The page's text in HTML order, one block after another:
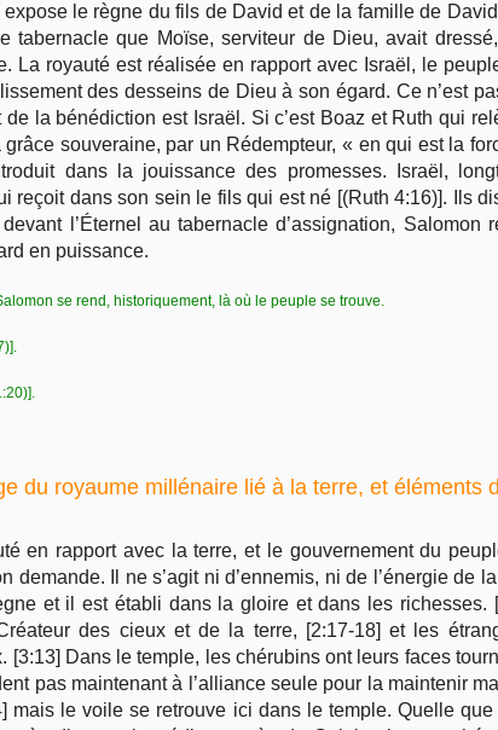
le règne du fils de David et de la famille de
tabernacle que Moïse, serviteur de Dieu, avait
La royauté est réalisée en rapport avec Israël, le
des desseins de Dieu à son égard. Ce n’est
la bénédiction est Israël. Si c’est Boaz et Ruth qui
souveraine, par un Rédempteur, « en qui est la
dans la jouissance des promesses. Israël,
reçoit dans son sein le fils qui est né [(Ruth 4:16)]. Ils
l’Éternel au tabernacle d’assignation,
en puissance.
se rend, historiquement, là où le peuple se trouve.
du royaume millénaire lié à la terre, et éléments
en rapport avec la terre, et le gouvernement du
demande. Il ne s’agit ni d’ennemis, ni de l’énergie de
et il est établi dans la gloire et dans les richesses.
des cieux et de la terre, [2:17-18] et les
Dans le temple, les chérubins ont leurs faces
pas maintenant à l’alliance seule pour la maintenir
mais le voile se retrouve ici dans le temple. Quelle